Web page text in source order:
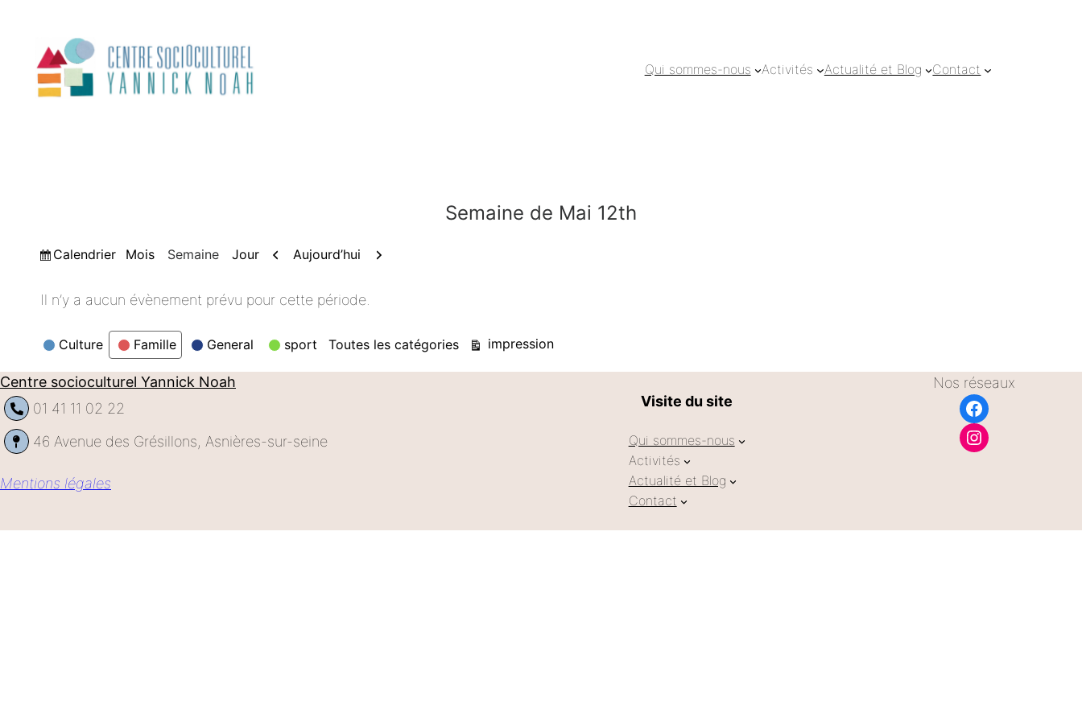
contenu
Qui sommes-nous Activités Actualité et Blog Contact
Semaine de Mai 12th
Vue
Calendrier Mois Semaine Jour Précédent
Aujourd’hui Suivant
Il n’y a aucun évènement prévu pour cette période.
Catégories
Culture Famille General sport Toutes les catégories Vue
impression
Centre socioculturel Yannick Noah
01 41 11 02 22
46 Avenue des Grésillons, Asnières-sur-seine
Mentions légales
Visite du site
Qui sommes-nous
Activités
Actualité et Blog
Contact
Nos réseaux
Facebook
Instagram